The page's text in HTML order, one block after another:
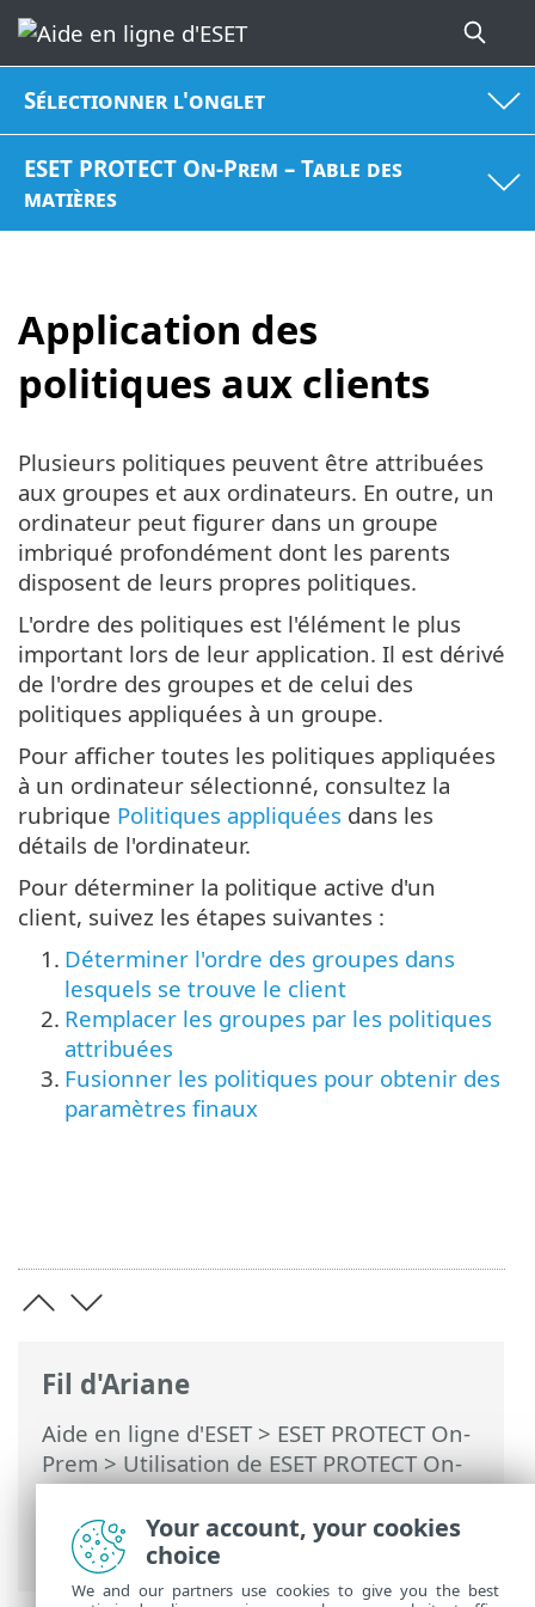
Sélectionner l'onglet
ESET PROTECT On-Prem – Table des
matières
Application des
politiques aux clients
Fil d'Ariane
Aide en ligne d'ESET> ESET PROTECT On-
Prem>Utilisation de ESET PROTECT On-
Prem>ESET PROTECT On-Prem Menu
principal
>Politiques> Application des
politiques aux clients
Plusieurs politiques peuvent être attribuées
aux groupes et aux ordinateurs. En outre, un
ordinateur peut figurer dans un groupe
imbriqué profondément dont les parents
disposent de leurs propres politiques.
L'ordre des politiques est l'élément le plus
important lors de leur application. Il est dérivé
de l'ordre des groupes et de celui des
politiques appliquées à un groupe.
Pour afficher toutes les politiques appliquées
à un ordinateur sélectionné, consultez la
rubrique Politiques appliquées dans les
détails de l'ordinateur.
Pour déterminer la politique active d'un
client, suivez les étapes suivantes :
1. Déterminer l'ordre des groupes dans
lesquels se trouve le client
2. Remplacer les groupes par les politiques
attribuées
3. Fusionner les politiques pour obtenir des
paramètres finaux
Your account, your cookies
choice
We and our partners use cookies to give you the best